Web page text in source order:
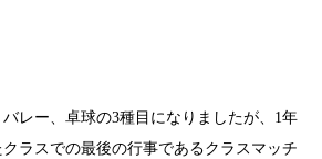
レー、卓球の3種目になりましたが、1年
ラスでの最後の行事であるクラスマッチ